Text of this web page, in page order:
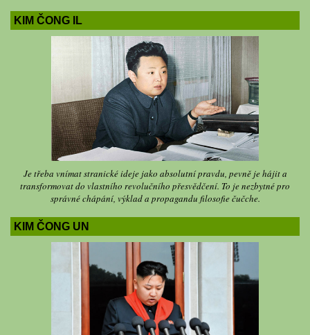
KIM ČONG IL
Je třeba vnímat stranické ideje jako absolutní pravdu, pevně je hájit a
transformovat do vlastního revolučního přesvědčení. To je nezbytné pro
správné chápání, výklad a propagandu filosofie čučche.
KIM ČONG UN